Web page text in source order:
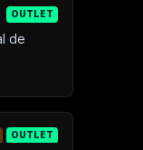
OUTLET
de
OUTLET